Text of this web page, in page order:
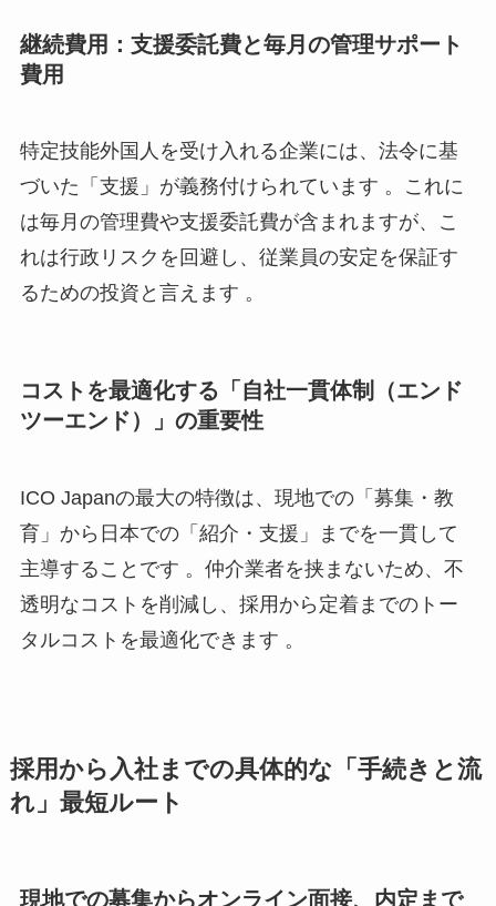
継続費用：支援委託費と毎月の管理サポート
費用
特定技能外国人を受け入れる企業には、法令に基
づいた「支援」が義務付けられています 。これに
は毎月の管理費や支援委託費が含まれますが、こ
れは行政リスクを回避し、従業員の安定を保証す
るための投資と言えます 。
コストを最適化する「自社一貫体制（エンド
ツーエンド）」の重要性
ICO Japanの最大の特徴は、現地での「募集・教
育」から日本での「紹介・支援」までを一貫して
主導することです 。仲介業者を挟まないため、不
透明なコストを削減し、採用から定着までのトー
タルコストを最適化できます 。
採用から入社までの具体的な「手続きと流
れ」最短ルート
現地での募集からオンライン面接、内定まで